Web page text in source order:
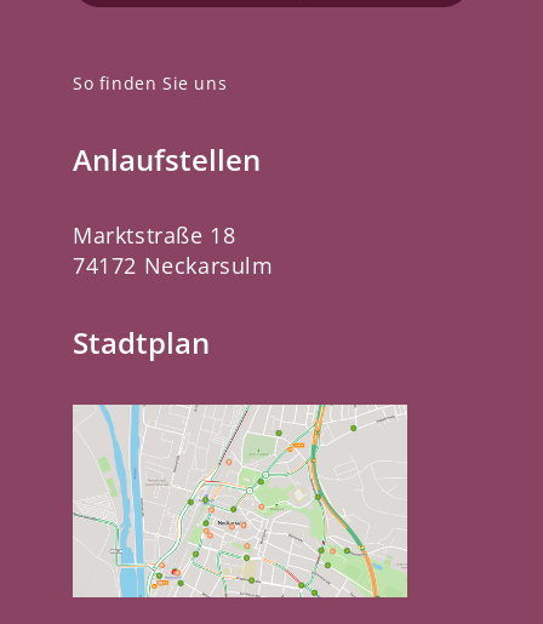
So finden Sie uns
Anlaufstellen
Marktstraße 18
74172 Neckarsulm
Stadtplan